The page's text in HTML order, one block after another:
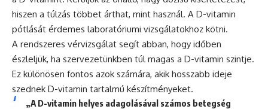
hiszen a túlzás többet árthat, mint használ. A D-vitamin
pótlását érdemes laboratóriumi vizsgálatokhoz kötni.
A rendszeres vérvizsgálat segít abban, hogy időben
észleljük, ha szervezetünkben túl magas a D-vitamin szintje.
Ez különösen fontos azok számára, akik hosszabb ideje
szednek D-vitamin tartalmú készítményeket.
„A D-vitamin helyes adagolásával számos betegség